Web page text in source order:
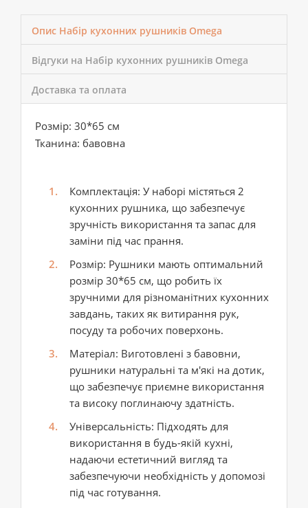
Опис Набір кухонних рушників Omega
Відгуки на Набір кухонних рушників Omega
Доставка та оплата
Розмір: 30*65 см
Тканина: бавовна
Комплектація: У наборі містяться 2
кухонних рушника, що забезпечує
зручність використання та запас для
заміни під час прання.
Розмір: Рушники мають оптимальний
розмір 30*65 см, що робить їх
зручними для різноманітних кухонних
завдань, таких як витирання рук,
посуду та робочих поверхонь.
Матеріал: Виготовлені з бавовни,
рушники натуральні та м'які на дотик,
що забезпечує приємне використання
та високу поглинаючу здатність.
Універсальність: Підходять для
використання в будь-якій кухні,
надаючи естетичний вигляд та
забезпечуючи необхідність у допомозі
під час готування.